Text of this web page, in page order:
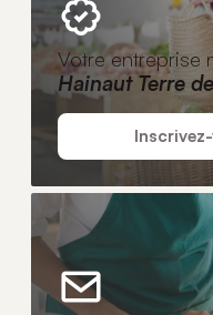
Votre entreprise
Hainaut Terre